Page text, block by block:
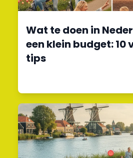
Wat te doen in
een klein budget: 10
tips